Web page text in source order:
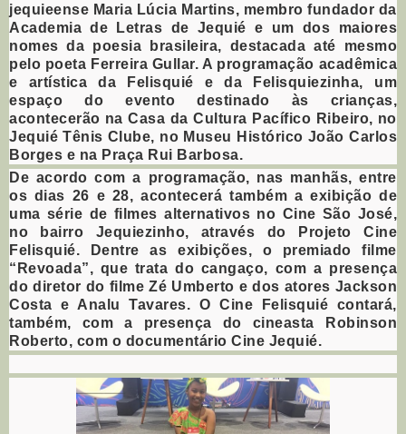
jequieense Maria Lúcia Martins, membro fundador da
Academia de Letras de Jequié e um dos maiores
nomes da poesia brasileira, destacada até mesmo
pelo poeta Ferreira Gullar. A programação acadêmica
e artística da Felisquié e da Felisquiezinha, um
espaço do evento destinado às crianças,
acontecerão na Casa da Cultura Pacífico Ribeiro, no
Jequié Tênis Clube, no Museu Histórico João Carlos
Borges e na Praça Rui Barbosa.
De acordo com a programação, nas manhãs, entre
os dias 26 e 28, acontecerá também a exibição de
uma série de filmes alternativos no Cine São José,
no bairro Jequiezinho, através do Projeto Cine
Felisquié. Dentre as exibições, o premiado filme
“Revoada”, que trata do cangaço, com a presença
do diretor do filme Zé Umberto e dos atores Jackson
Costa e Analu Tavares. O Cine Felisquié contará,
também, com a presença do cineasta Robinson
Roberto, com o documentário Cine Jequié.